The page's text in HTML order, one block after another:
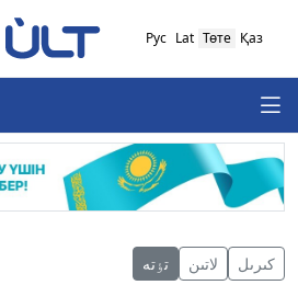
Қаз
Төте
Lat
Рус
كىرىل لاتىن تٶتە